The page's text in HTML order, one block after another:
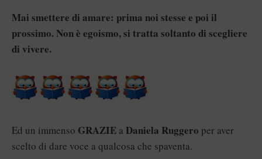
Mai smettere di amare: prima noi stesse e poi il
prossimo. Non è egoismo, si tratta soltanto di scegliere
di vivere.
Ed un immenso GRAZIE a Daniela Ruggero per aver
scelto di dare voce a qualcosa che spaventa.